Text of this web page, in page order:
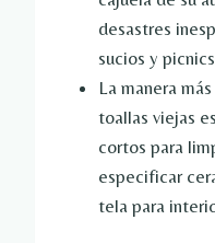
desastres
sucios y
La manera
toallas viejas
cortos para
especificar
tela para